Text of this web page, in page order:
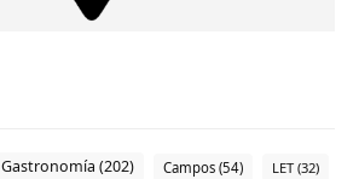
Gastronomía (202) Campos (54) LET (32)